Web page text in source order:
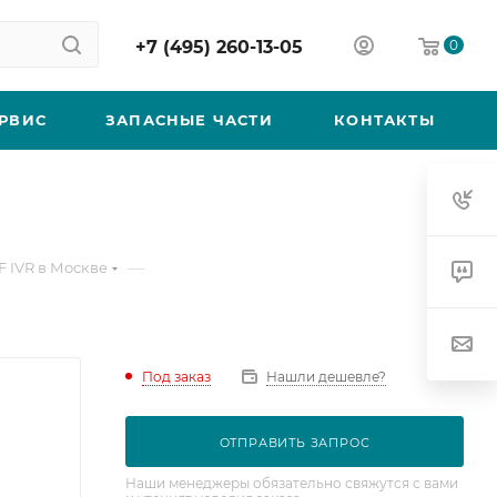
+7 (495) 260-13-05 0
ЗАПАСНЫЕ ЧАСТИ КОНТАКТЫ
IVR в Москве —
Под заказ Нашли дешевле?
ОТПРАВИТЬ ЗАПРОС
Наши менеджеры обязательно свяжутся с вами